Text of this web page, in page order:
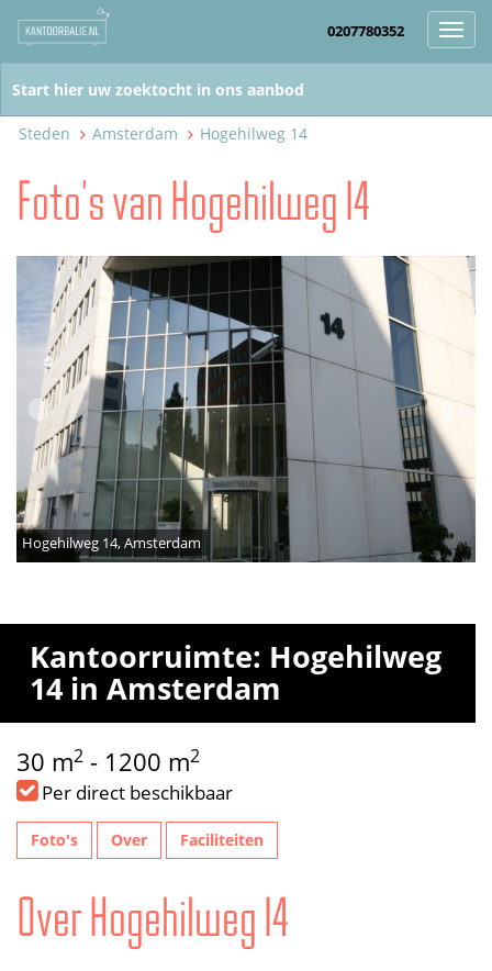
0207780352
Steden Amsterdam Hogehilweg 14
Foto's van Hogehilweg 14
Hogehilweg 14, Amsterdam
Kantoorruimte: Hogehilweg
14 in Amsterdam
30 m2 - 1200 m2
Per direct beschikbaar
Foto's Over Faciliteiten
Over Hogehilweg 14